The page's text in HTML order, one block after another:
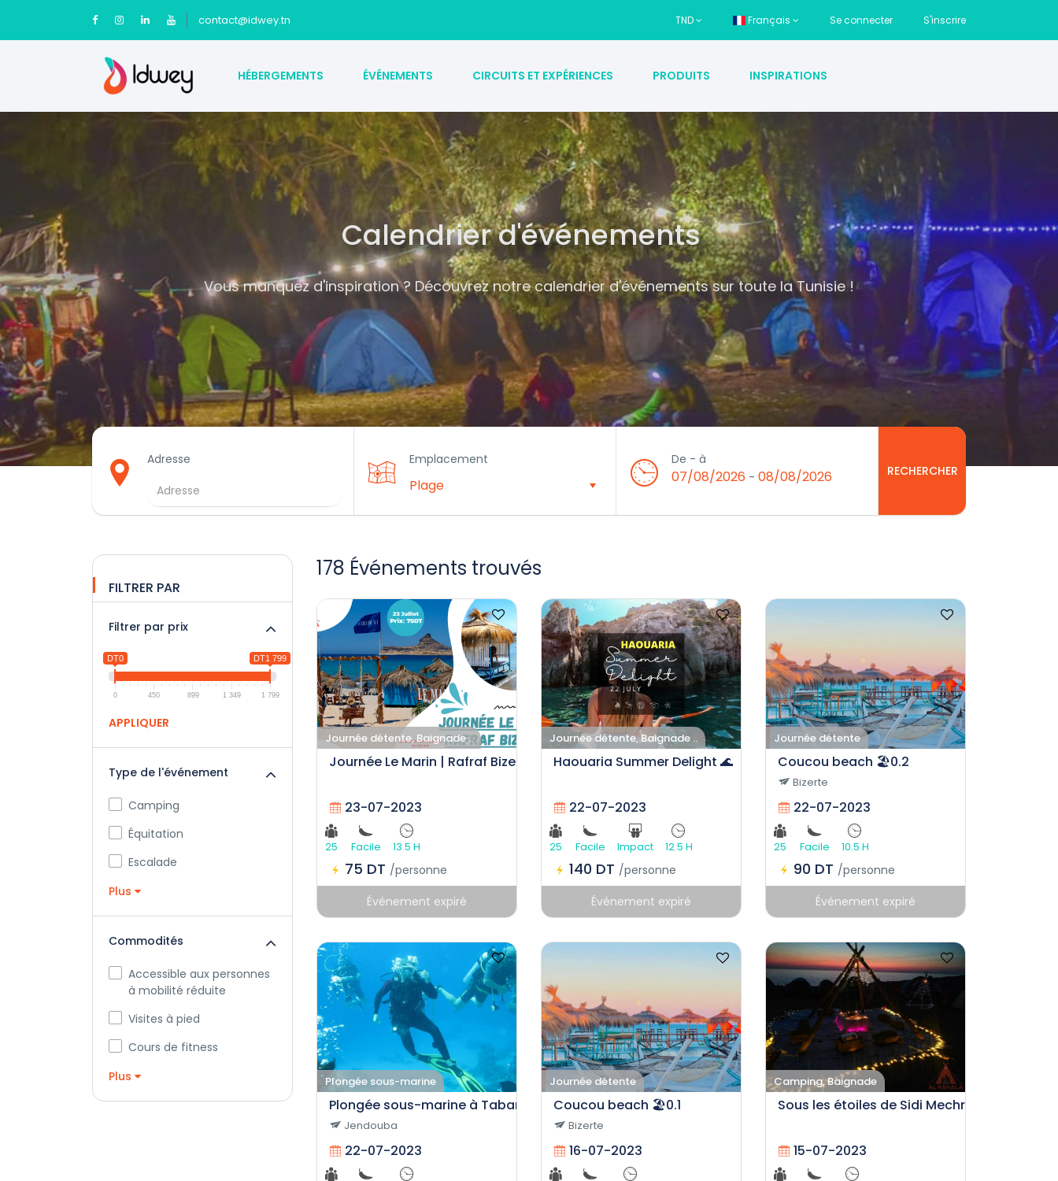
contact@idwey.tn TND Français Se connecter S'inscrire
HÉBERGEMENTS ÉVÉNEMENTS CIRCUITS ET EXPÉRIENCES PRODUITS INSPIRATIONS
Calendrier d'événements
Vous manquez d'inspiration ? Découvrez notre calendrier d'événements sur toute la Tunisie !
Adresse Emplacement De - à
07/08/2026 - 08/08/2026 RECHERCHER
FILTRER PAR
Filtrer par prix
DT0 DT1 799
0 450 899 1 349 1 799
APPLIQUER
Type de l'événement
Camping
Équitation
Escalade
Plus
Commodités
Accessible aux personnes
à mobilité réduite
Visites à pied
Cours de fitness
Plus
178 Événements trouvés
Journée détente, Baignade ..
Journée Le Marin | Rafraf Bizerte
23-07-2023
25 Facile 13.5 H
75 DT /personne
Événement expiré
Journée détente, Baignade ..
Haouaria Summer Delight 🌊
22-07-2023
25 Facile Impact 12.5 H
140 DT /personne
Événement expiré
Journée détente
Coucou beach 🏖️0.2
Bizerte
22-07-2023
25 Facile 10.5 H
90 DT /personne
Événement expiré
Plongée sous-marine
Plongée sous-marine à Tabarka
Jendouba
22-07-2023
Journée détente
Coucou beach 🏖️0.1
Bizerte
16-07-2023
Camping, Baignade
Sous les étoiles de Sidi Mechreg
15-07-2023